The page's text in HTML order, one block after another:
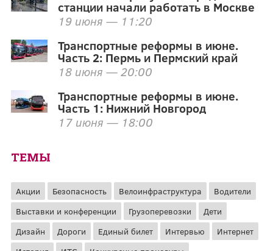
станции начали работать в Москве
19 июня — 11:20
Транспортные реформы в июне.
Часть 2: Пермь и Пермский край
18 июня — 20:00
Транспортные реформы в июне.
Часть 1: Нижний Новгород
17 июня — 18:00
ТЕМЫ
Акции Безопасность Велоинфраструктура
Водители
Выставки и конференции
Грузоперевозки
Дети
Дизайн
Дороги Единый билет Интервью
Интернет